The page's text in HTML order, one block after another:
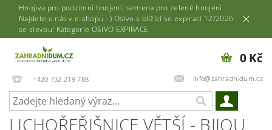
Hnojiva pro podzimní hnojení, semena pro zelené hnojení.
Najdete u nás v e-shopu :-) Osivo s blížící se expirací 12/2026
se slevou! Kategorie OSIVO EXPIRACE.
+420 732 219 788 info@zahradnidum.cz
0 Kč
LICHOŘEŘIŠNICE VĚTŠÍ - BIJOU